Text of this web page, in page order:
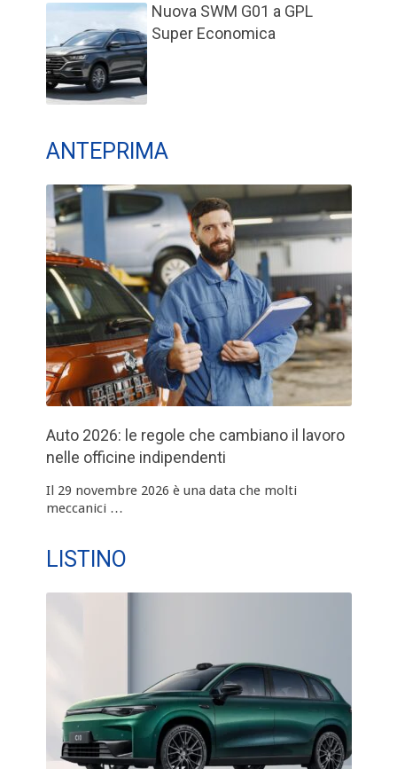
Nuova SWM G01 a GPL
Super Economica
ANTEPRIMA
Auto 2026: le regole che cambiano il lavoro
nelle officine indipendenti
Il 29 novembre 2026 è una data che molti
meccanici …
LISTINO